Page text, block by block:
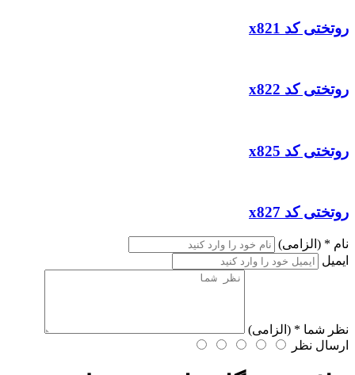
روتختی کد x821
روتختی کد x822
روتختی کد x825
روتختی کد x827
نام * (الزامی)
ایمیل
نظر شما * (الزامی)
ارسال نظر